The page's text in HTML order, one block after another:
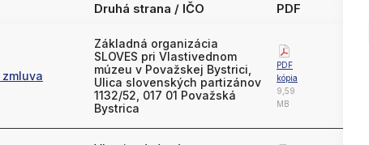
Druhá strana / IČO PDF
Základná organizácia
SLOVES pri Vlastivednom
múzeu v Považskej Bystrici,
Ulica slovenských partizánov
1132/52, 017 01 Považská
Bystrica
PDF
kópia
9,59
MB